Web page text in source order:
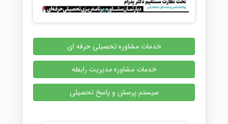
خدمات مشاوره تحصیلی حرفه ای
خدمات مشاوره مدیریت رابطه
سیستم پرسش و پاسخ تحصیلی